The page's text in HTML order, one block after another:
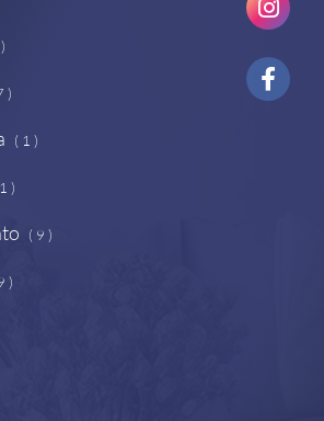
)
( 1 )
)
( 9 )
)